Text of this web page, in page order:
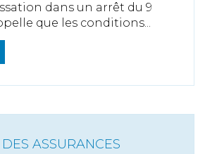
dans un arrêt du 9
que les conditions...
ASSURANCES